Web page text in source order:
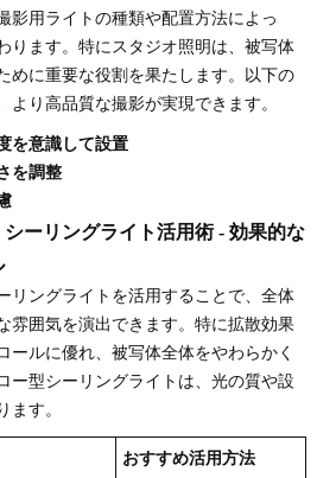
影用ライトの種類や配置方法によっ
ります。特にスタジオ照明は、被写体
めに重要な役割を果たします。以下の
より高品質な撮影が実現できます。
を意識して設置
を調整
ーリングライト活用術 - 効果的な
リングライトを活用することで、全体
雰囲気を演出できます。特に拡散効果
ールに優れ、被写体全体をやわらかく
ー型シーリングライトは、光の質や設
ます。
おすすめ活用方法